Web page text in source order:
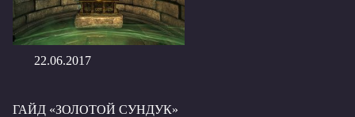
22.06.2017
ГАЙД «ЗОЛОТОЙ СУНДУК»